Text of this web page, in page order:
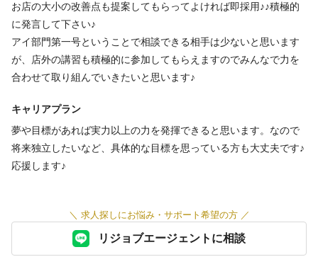
交通費支給
・上限額
15000円
エプロン支給
経験者歓迎 個人サロン 駅近 アットホーム 年齢不問
客単価5,000円未満 客単価5,000円以上 セット面5席未満
お店の大小の改善点も提案してもらってよければ即採用♪♪積極的
に発言して下さい♪
アイ部門第一号ということで相談できる相手は少ないと思います
が、店外の講習も積極的に参加してもらえますのでみんなで力を
合わせて取り組んでいきたいと思います♪
キャリアプラン
夢や目標があれば実力以上の力を発揮できると思います。なので
将来独立したいなど、具体的な目標を思っている方も大丈夫です♪
応援します♪
＼ 求人探しにお悩み・サポート希望の方 ／
リジョブエージェントに相談